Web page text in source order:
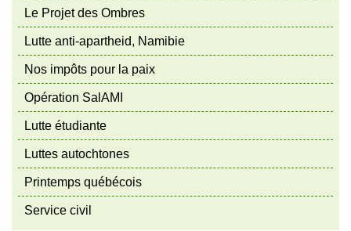
Le Projet des Ombres
Lutte anti-apartheid, Namibie
Nos impôts pour la paix
Opération SalAMI
Lutte étudiante
Luttes autochtones
Printemps québécois
Service civil